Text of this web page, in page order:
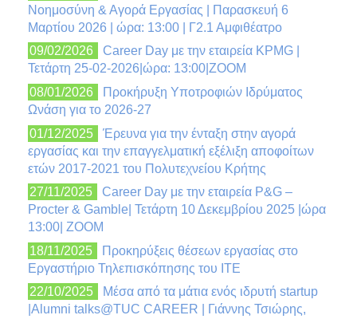
Νοημοσύνη & Αγορά Εργασίας | Παρασκευή 6
Μαρτίου 2026 | ώρα: 13:00 | Γ2.1 Αμφιθέατρο
09/02/2026
Career Day με την εταιρεία KPMG |
Τετάρτη 25-02-2026|ώρα: 13:00|ZOOM
08/01/2026
Προκήρυξη Υποτροφιών Ιδρύματος
Ωνάση για το 2026-27
01/12/2025
Έρευνα για την ένταξη στην αγορά
εργασίας και την επαγγελματική εξέλιξη αποφοίτων
ετών 2017-2021 του Πολυτεχνείου Κρήτης
27/11/2025
Career Day με την εταιρεία P&G –
Procter & Gamble| Τετάρτη 10 Δεκεμβρίου 2025 |ώρα
13:00| ZOOM
18/11/2025
Προκηρύξεις θέσεων εργασίας στο
Εργαστήριο Τηλεπισκόπησης του ΙΤΕ
22/10/2025
Μέσα από τα μάτια ενός ιδρυτή startup
|Alumni talks@TUC CAREER | Γιάννης Τσιώρης,